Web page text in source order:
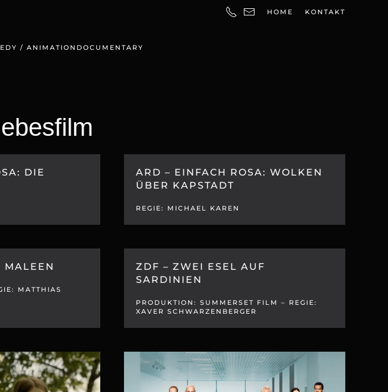
HOME KONTAKT
/ ANIMATION DOCUMENTARY
DIE
ARD – EINFACH ROSA: WOLKEN
ÜBER KAPSTADT
REGIE: MICHAEL KAREN
MALEEN
MATTHIAS
ZDF – ZWEI ESEL AUF
SARDINIEN
PRODUKTION: SUMMERSET FILM – REGIE:
XAVER SCHWARZENBERGER